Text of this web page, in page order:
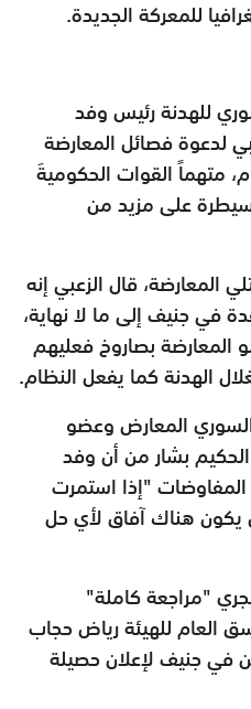
للمعركة الجديدة.
للهدنة رئيس وفد
لدعوة فصائل المعارضة
متهماً القوات الحكوميةَ
على مزيد من
المعارضة، قال الزعبي إنه
في جنيف إلى ما لا نهاية،
المعارضة بصاروخ فعليهم
الهدنة كما يفعل النظام.
المعارض وعضو
الحكيم بشار من أن وفد
"إذا استمرت
يكون هناك آفاق لأي حل
"مراجعة كاملة"
العام للهيئة رياض حجاب
في جنيف لإعلان حصيلة